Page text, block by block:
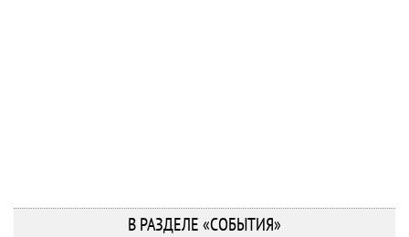
В РАЗДЕЛЕ «СОБЫТИЯ»